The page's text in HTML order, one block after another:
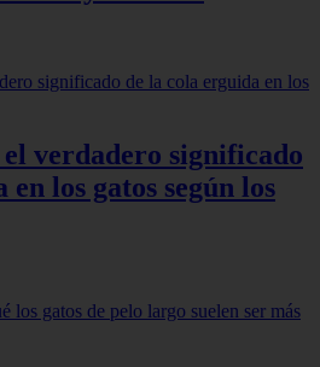
verdadero significado
los gatos según los